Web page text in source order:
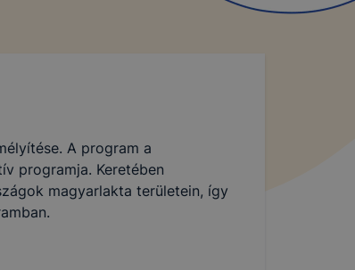
A program a
programja. Keretében
magyarlakta területein, így